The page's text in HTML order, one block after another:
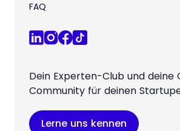
FAQ
Dein Experten-Club und deine
Community für deinen
Lerne uns kennen